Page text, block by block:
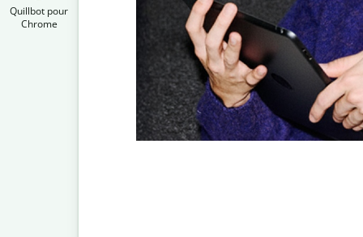
Quillbot pour
Chrome